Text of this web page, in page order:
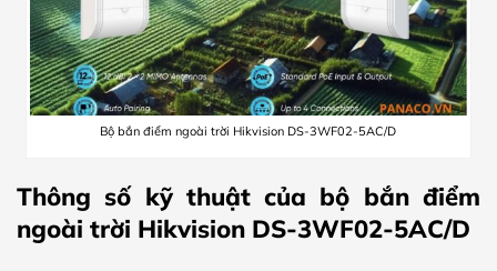
Bộ bắn điểm ngoài trời Hikvision DS-3WF02-5AC/D
Thông số kỹ thuật của bộ bắn điểm
ngoài trời Hikvision DS-3WF02-5AC/D